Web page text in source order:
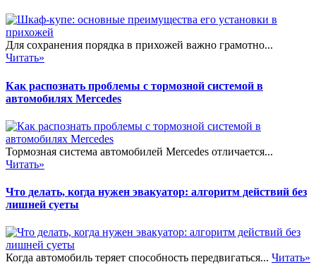
Для сохранения порядка в прихожей важно грамотно...
Читать»
Как распознать проблемы с тормозной системой в
автомобилях Mercedes
Тормозная система автомобилей Mercedes отличается...
Читать»
Что делать, когда нужен эвакуатор: алгоритм действий без
лишней суеты
Когда автомобиль теряет способность передвигаться... Читать»